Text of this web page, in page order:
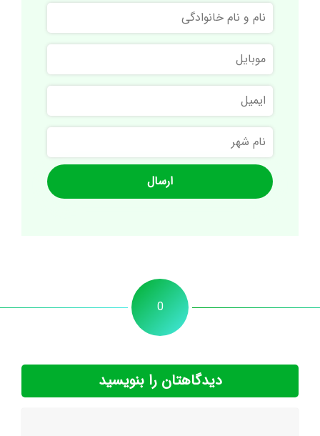
نام
و
نام
خانوادگی
موبایل
ایمیل
نام
شهر
0
دیدگاهتان را بنویسید